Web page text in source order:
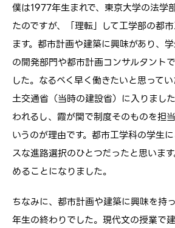
僕は1977年生まれで、東京大学の法学
たのですが、「理転」して工学部の都
ます。都市計画や建築に興味があり、
の開発部門や都市計画コンサルタント
した。なるべく早く働きたいと思って
土交通省（当時の建設省）に入りまし
われるし、霞が関で制度そのものを担
いうのが理由です。都市工学科の学生
スな進路選択のひとつだったと思いま
めることになりました。
ちなみに、都市計画や建築に興味を持
年生の終わりでした。現代文の授業で